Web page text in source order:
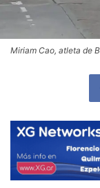
Miriam Cao, atleta de